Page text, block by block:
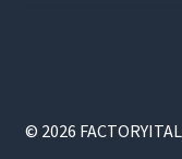
© 2026